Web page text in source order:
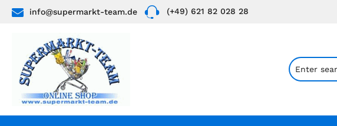
to main content
Skip to search
Skip to main navigation
info@supermarkt-team.de (+49) 621 82 028 28